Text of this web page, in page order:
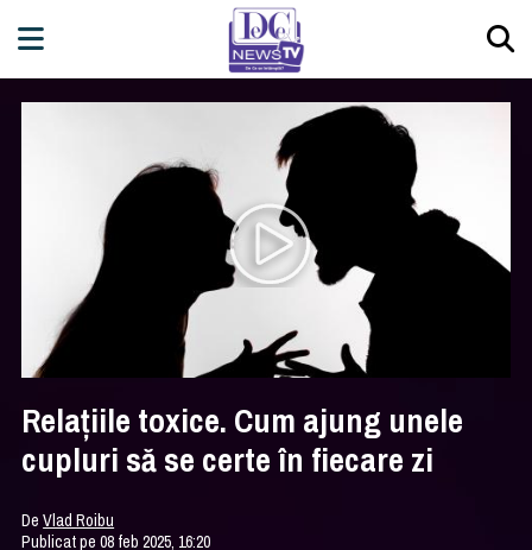
Relațiile toxice. Cum ajung unele
cupluri să se certe în fiecare zi
DeVlad Roibu
Publicat pe 08 feb 2025, 16:20